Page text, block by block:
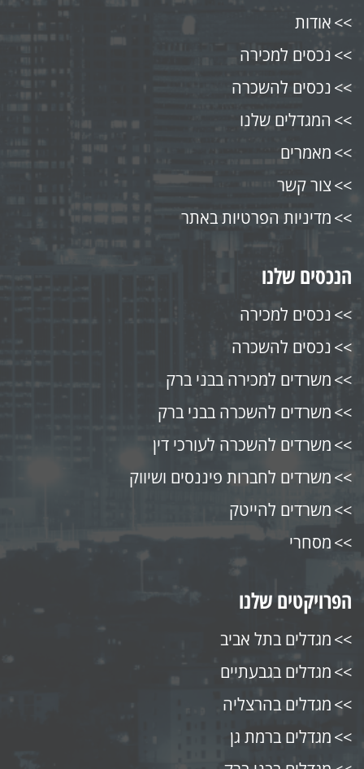
אודות
נכסים למכירה
נכסים להשכרה
המגדלים שלנו
מאמרים
צור קשר
מדיניות הפרטיות באתר
הנכסים שלנו
נכסים למכירה
נכסים להשכרה
משרדים למכירה בבני ברק
משרדים להשכרה בבני ברק
משרדים להשכרה לעורכי דין
משרדים לחברות פיננסים ושיווק
משרדים להייטק
מסחרי
הפרויקטים שלנו
מגדלים בתל אביב
מגדלים בגבעתיים
מגדלים בהרצליה
מגדלים ברמת גן